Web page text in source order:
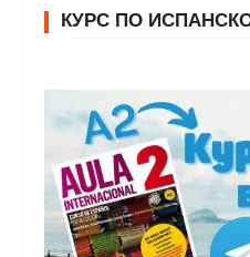
КУРС ПО